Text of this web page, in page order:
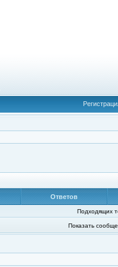
Ответов
Подходящих
Показать